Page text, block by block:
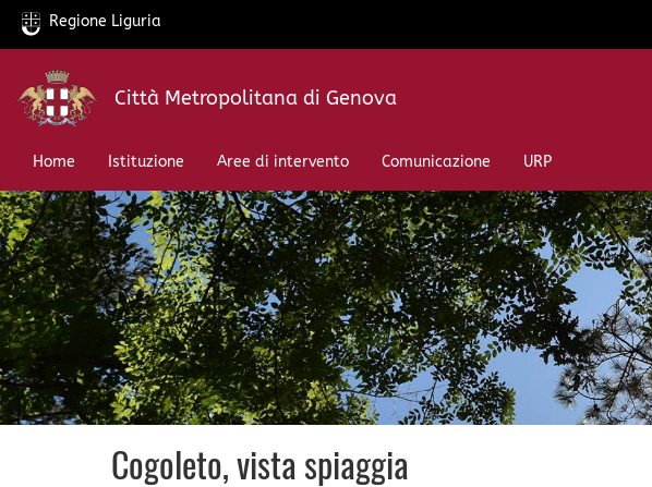
Salta
contenuto
Regione Liguria
Città Metropolitana di Genova
Home
Istituzione Aree di intervento Comunicazione URP
Cogoleto, vista spiaggia